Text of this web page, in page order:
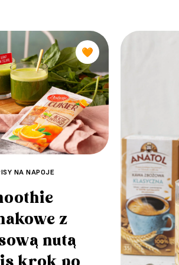
🧡
NA NAPOJE
z
nutą